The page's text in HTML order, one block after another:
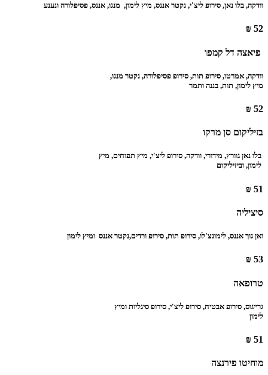
וודקה, בלו נאן, סירופ ליצ'י, נקטר אננס, מיץ לימון, ‏‏ מנגו, אננס, פסיפלורה ונענע ‏
52 ₪
‏ פיאצה דל קמפו ‏
וודקה, אמרטו, סירופ תות, סירופ פסיפלורה, נקטר מנגו, ‏
‏מיץ לימון, תות, בננה ותמר ‏
52 ₪
‏בזיליקום סן מרקו ‏
‏ בלו נאן גוורץ, מידורי, וודקה, סירופ ליצ'י, מיץ תפוחים, מיץ ‏
‏ לימון, וביזיליקום ‏
51 ₪
‏סיציליה ‏
ואן גוך אננס, לימונצ'לו, סירופ תות, סירופ ורדים,נקטר אננס ‏‏ ומיץ לימון ‏
53 ₪
‏טרופאה ‏
גרייגוס, סירופ אבטיח, סירופ ליצ'י, סירופ סיגליות ומיץ ‏
לימון
51 ₪
‏מוחיטו פירנצה ‏